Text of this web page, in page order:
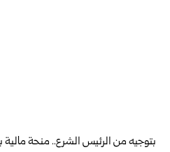
بتوجيه من الرئيس الشرع.. منحة